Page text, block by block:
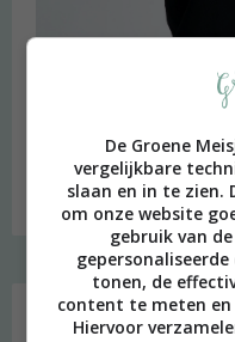
Hi, ik ben Merel! Ik neem
onderzoek naar een
Welkom op mijn blog!
Social media
De Groene
vergelijkbare
slaan en in te zien.
om onze website
gebruik van
tonen, de
content te meten
Hiervoor